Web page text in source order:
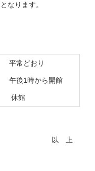
なります。
平常どおり
午後1時から開館
休館
以 上